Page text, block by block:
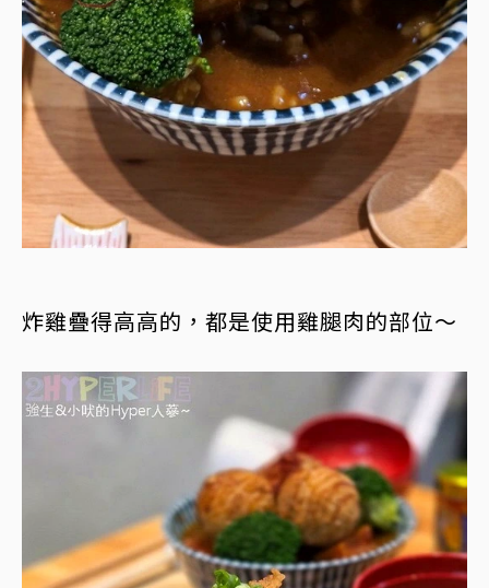
炸雞疊得高高的，都是使用雞腿肉的部位～